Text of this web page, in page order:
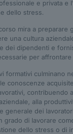
e privata e
dello stress.
mira a preparare
una cultura
dei dipendenti e
per affrontare
formativi culminano
conoscenze
contribuendo
alla
generale dei
grado di lavorare
dello stress o di